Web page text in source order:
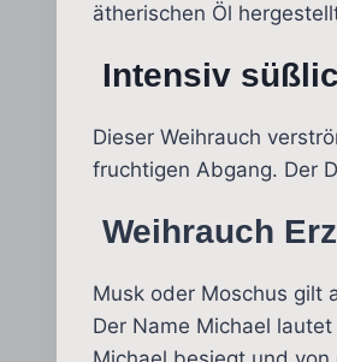
ätherischen Öl
Intensiv
Dieser Weihrauch
fruchtigen Abgang. Der
Weihrauch
Musk oder Moschus gilt
Der Name Michael